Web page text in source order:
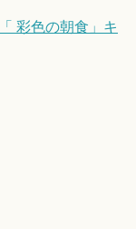
彩色の朝食」キ